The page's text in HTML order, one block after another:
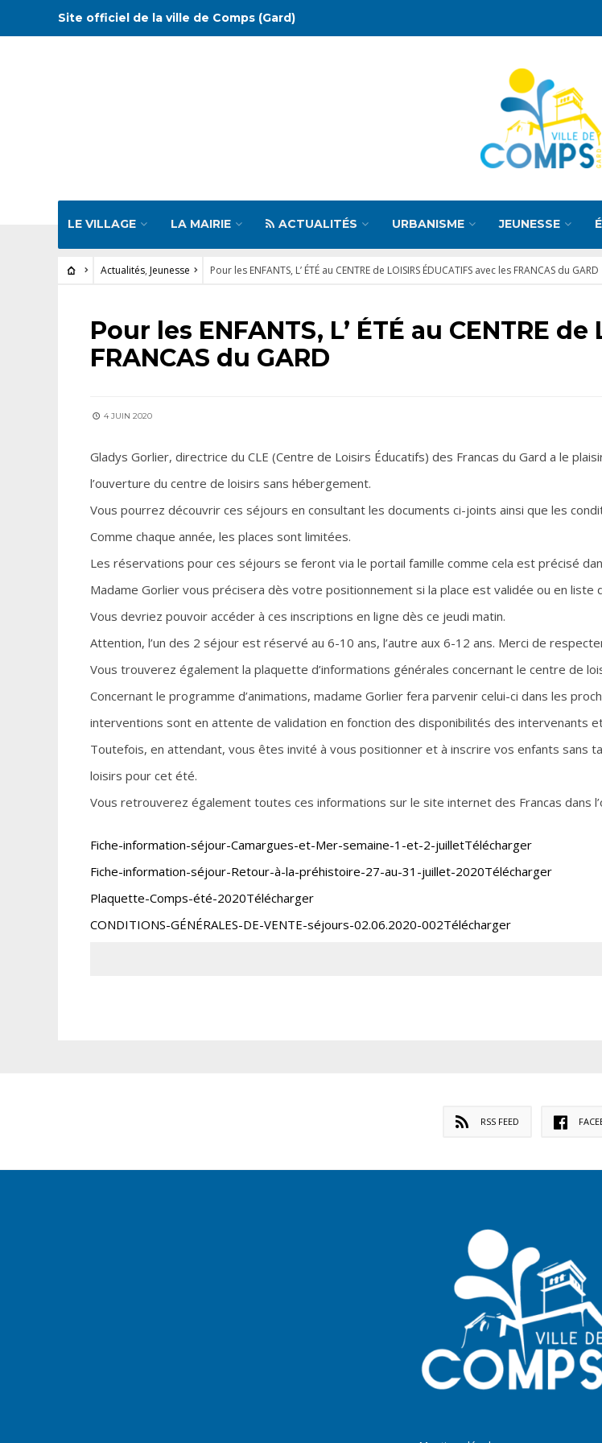
Site officiel de la ville de Comps (Gard)
LE VILLAGE LA MAIRIE ACTUALITÉS URBANISME JEUNESSE
Actualités, Jeunesse Pour les ENFANTS, L’ ÉTÉ au CENTRE de LOISIRS ÉDUCATIFS avec les FRANCAS du GARD
ACTUALITÉS•JEUNESSE
Pour les ENFANTS, L’ ÉTÉ au CENTRE
FRANCAS du GARD
4 JUIN 2020
Gladys Gorlier, directrice du CLE (Centre de Loisirs Éducatifs) des Francas du Gard a le
l’ouverture du centre de loisirs sans hébergement.
Vous pourrez découvrir ces séjours en consultant les documents ci-joints ainsi que les
Comme chaque année, les places sont limitées.
Les réservations pour ces séjours se feront via le portail famille comme cela est précisé
Madame Gorlier vous précisera dès votre positionnement si la place est validée ou en liste
Vous devriez pouvoir accéder à ces inscriptions en ligne dès ce jeudi matin.
Attention, l’un des 2 séjour est réservé au 6-10 ans, l’autre aux 6-12 ans. Merci de
Vous trouverez également la plaquette d’informations générales concernant le centre de
Concernant le programme d’animations, madame Gorlier fera parvenir celui-ci dans les
interventions sont en attente de validation en fonction des disponibilités des intervenants
Toutefois, en attendant, vous êtes invité à vous positionner et à inscrire vos enfants sans
loisirs pour cet été.
Vous retrouverez également toutes ces informations sur le site internet des Francas dans
Fiche-information-séjour-Camargues-et-Mer-semaine-1-et-2-juilletTélécharger
Fiche-information-séjour-Retour-à-la-préhistoire-27-au-31-juillet-2020Télécharger
Plaquette-Comps-été-2020Télécharger
CONDITIONS-GÉNÉRALES-DE-VENTE-séjours-02.06.2020-002Télécharger
RSS FEED